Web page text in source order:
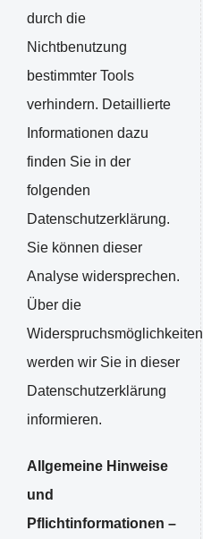
durch die
Nichtbenutzung
bestimmter Tools
verhindern. Detaillierte
Informationen dazu
finden Sie in der
folgenden
Datenschutzerklärung.
Sie können dieser
Analyse widersprechen.
Über die
Widerspruchsmöglichkeiten
werden wir Sie in dieser
Datenschutzerklärung
informieren.
Allgemeine Hinweise
und
Pflichtinformationen –